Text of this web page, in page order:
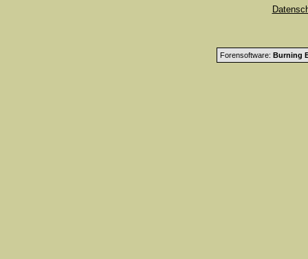
Forensoftware: Burning